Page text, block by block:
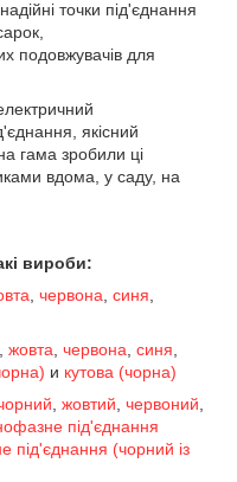
точки під'єднання
подовжувачів для
якісний
гама зробили ці
вдома, у саду, на
вироби:
червона синя
жовта червона синя
и кутова (чорна)
жовтий червоний
під'єднання
під'єднання (чорний із